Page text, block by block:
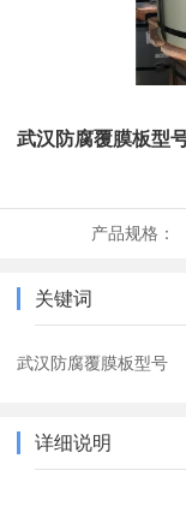
武汉防腐覆膜板型
产品规格：
关键词
武汉防腐覆膜板型号
详细说明